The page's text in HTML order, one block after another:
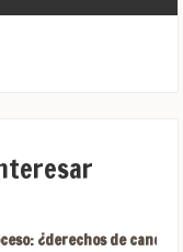
¿derechos de